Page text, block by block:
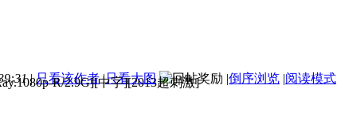
| 只看该作者 |只看大图 |倒序浏览 |阅读模式
R/2.9G][中字][2013超刺激]